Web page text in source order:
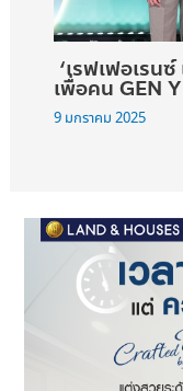
‘เรฟเฟอเรน
เพื่อคน GEN Y
9 มกราคม 2025